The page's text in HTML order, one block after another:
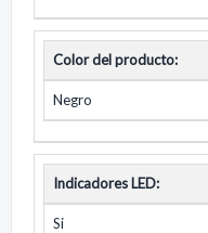
Color del producto:
Negro
Indicadores LED:
Si